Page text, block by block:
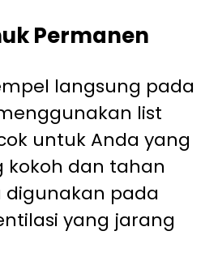
Permanen
langsung pada
list
untuk Anda yang
kokoh dan tahan
digunakan pada
yang jarang